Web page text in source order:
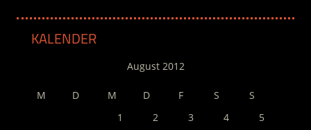
KALENDER
August 2012
M D M D F S
S
1
2 3 4
5